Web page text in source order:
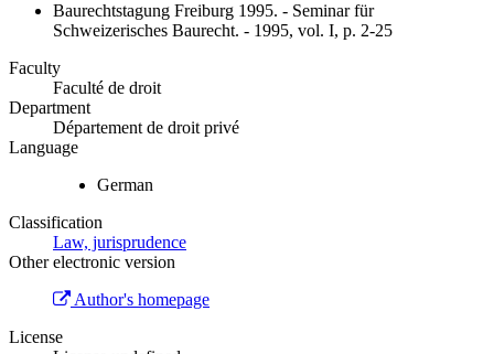
Baurechtstagung Freiburg 1995. - Seminar für
Schweizerisches Baurecht. - 1995, vol. I, p. 2-25
Faculty
Faculté de droit
Department
Département de droit privé
Language
German
Classification
Law, jurisprudence
Other electronic version
Author's homepage
License